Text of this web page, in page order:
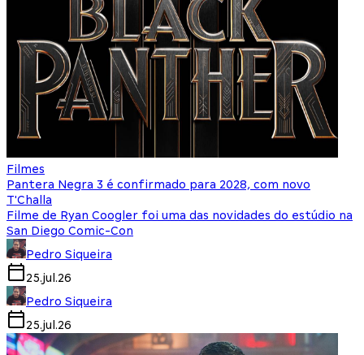
Filmes
Pantera Negra 3 é confirmado para 2028, com novo
T'Challa
Filme de Ryan Coogler foi uma das novidades do estúdio na
San Diego Comic-Con
Pedro Siqueira
25.jul.26
Pedro Siqueira
25.jul.26